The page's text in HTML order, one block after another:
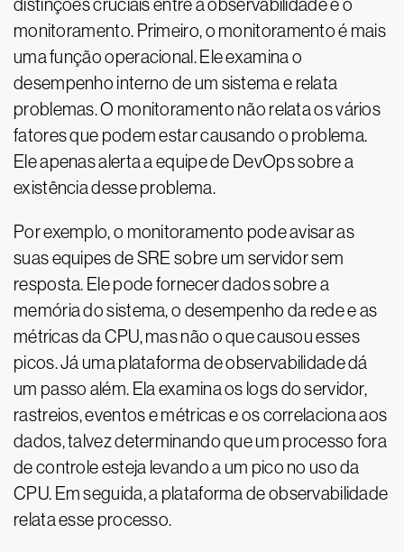
distinções cruciais entre a observabilidade e o
monitoramento. Primeiro, o monitoramento é mais
uma função operacional. Ele examina o
desempenho interno de um sistema e relata
problemas. O monitoramento não relata os vários
fatores que podem estar causando o problema.
Ele apenas alerta a equipe de DevOps sobre a
existência desse problema.
Por exemplo, o monitoramento pode avisar as
suas equipes de SRE sobre um servidor sem
resposta. Ele pode fornecer dados sobre a
memória do sistema, o desempenho da rede e as
métricas da CPU, mas não o que causou esses
picos. Já uma plataforma de observabilidade dá
um passo além. Ela examina os logs do servidor,
rastreios, eventos e métricas e os correlaciona aos
dados, talvez determinando que um processo fora
de controle esteja levando a um pico no uso da
CPU. Em seguida, a plataforma de observabilidade
relata esse processo.